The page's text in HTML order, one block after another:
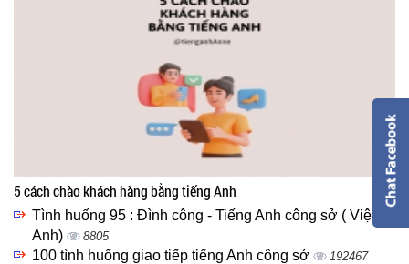
5 cách chào khách hàng bằng tiếng Anh
Tình huống 95 : Đình công - Tiếng Anh công sở ( Việt -
Anh)
8805
100 tình huống giao tiếp tiếng Anh công sở 192467